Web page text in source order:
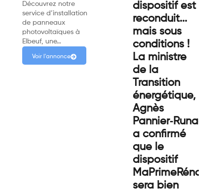
Découvrez notre
service d’installation
de panneaux
photovoltaïques à
Elbeuf, une…
Voir l'annonce
dispositif est
reconduit...
mais sous
conditions !
La ministre
de la
Transition
énergétique,
Agnès
a confirmé
que le
dispositif
MaPrimeRénov’
sera bien